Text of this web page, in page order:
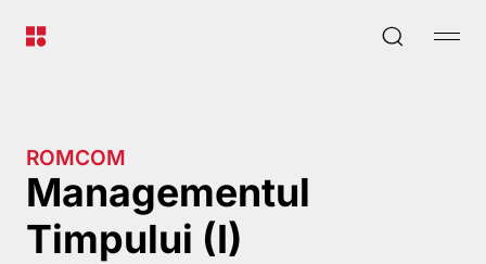
ROMCOM
Managementul
Timpului (I)